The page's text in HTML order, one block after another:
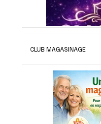
CLUB MAGASINAGE